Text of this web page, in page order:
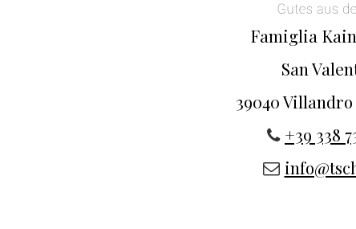
Famiglia
San
39040
+39 338